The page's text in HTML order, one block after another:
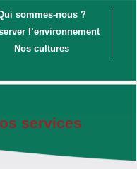
services
sommes-nous ?
l’environnement
Nos cultures